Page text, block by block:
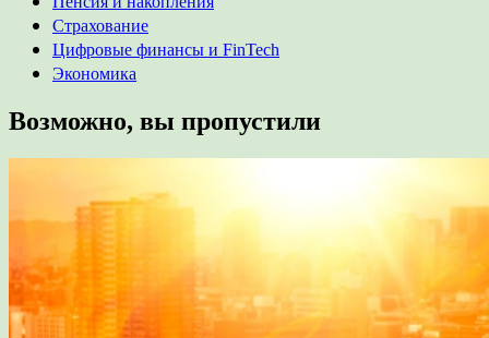
Страхование
Цифровые финансы и FinTech
Экономика
Возможно, вы пропустили